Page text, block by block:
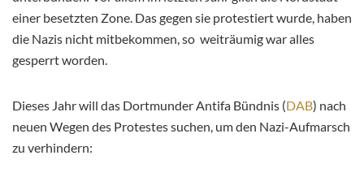
einer besetzten Zone. Das gegen sie protestiert wurde, haben
die Nazis nicht mitbekommen, so weiträumig war alles
gesperrt worden.
Dieses Jahr will das Dortmunder Antifa Bündnis (DAB) nach
neuen Wegen des Protestes suchen, um den Nazi-Aufmarsch
zu verhindern: